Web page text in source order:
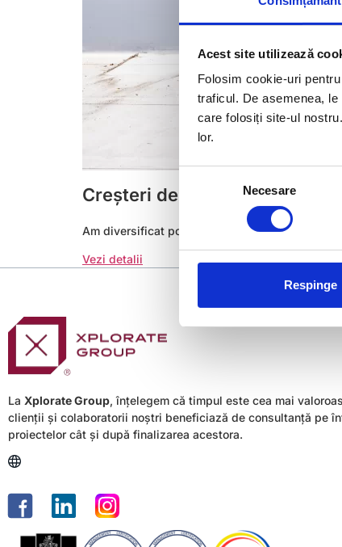
Acest site utilizează
Folosim cookie-uri
traficul. De asemenea,
care folosiți site-ul
lor.
consimțământului
Necesare
Respinge
Creșteri de 40%-50% în
Am diversificat portofoliul cu lucrări din
Vezi detalii
La Xplorate Group, înțelegem că timpul este cea mai
clienții și colaboratorii noștri beneficiază de consultanță pe
proiectelor cât și după finalizarea acestora.